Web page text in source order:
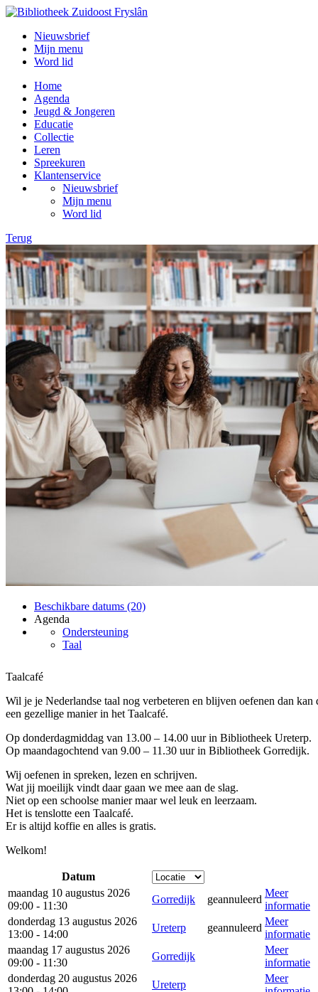
Nieuwsbrief
Mijn menu
Word lid
Home
Agenda
Jeugd & Jongeren
Educatie
Collectie
Leren
Spreekuren
Klantenservice
Nieuwsbrief
Mijn menu
Word lid
Terug
Beschikbare datums (20)
Agenda
Ondersteuning
Taal
Taalcafé
Wil je je Nederlandse taal nog verbeteren en blijven oefenen dan kan
een gezellige manier in het Taalcafé.
Op donderdagmiddag van 13.00 – 14.00 uur in Bibliotheek Ureterp.
Op maandagochtend van 9.00 – 11.30 uur in Bibliotheek Gorredijk.
Wij oefenen in spreken, lezen en schrijven.
Wat jij moeilijk vindt daar gaan we mee aan de slag.
Niet op een schoolse manier maar wel leuk en leerzaam.
Het is tenslotte een Taalcafé.
Er is altijd koffie en alles is gratis.
Welkom!
Datum
maandag 10 augustus 2026
09:00 - 11:30
Gorredijk geannuleerd
Meer
informatie
donderdag 13 augustus 2026
13:00 - 14:00
Ureterp geannuleerd
Meer
informatie
maandag 17 augustus 2026
09:00 - 11:30
Gorredijk
Meer
informatie
donderdag 20 augustus 2026
Ureterp
Meer